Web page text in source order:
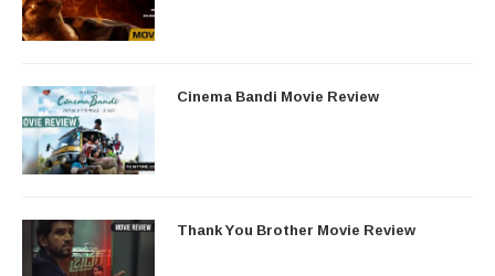
Cinema Bandi Movie Review
Thank You Brother Movie Review